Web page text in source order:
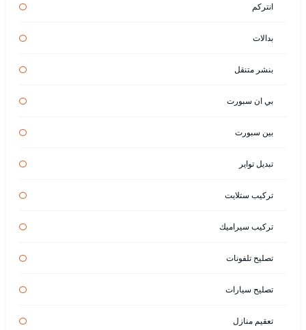
انتركم
بدالات
بنشر متنقل
بي ان سبورت
بين سبورت
تبديل تواير
تركيب ستلايت
تركيب سيراميك
تصليح تلفونات
تصليح سيارات
تعقيم منازل